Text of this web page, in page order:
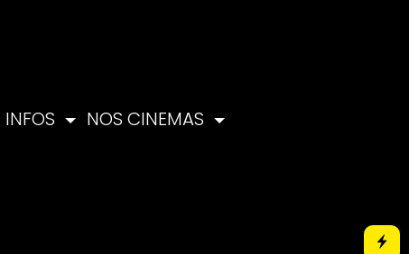
INFOS NOS CINEMAS